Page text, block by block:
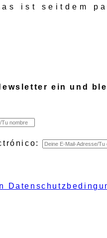
ist seitdem
ein und